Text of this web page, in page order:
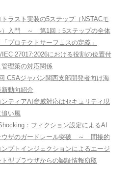
トラスト実装の5ステップ（NSTACモ
）入門 ～ 第1回：5ステップの全体
プロテクトサーフェスの定義」
IEC 27017:2026における役割の位置付
管理策の対応関係
CSAジャパン関西支部開発者向け海
新動向紹介
ンティアAI脅威対応はセキュリティ現
追い風
：フィクション設定によるAI
ウザのガードレール突破 ～ 間接的
ンプトインジェクションによるエージ
ト型ブラウザからの認証情報窃取